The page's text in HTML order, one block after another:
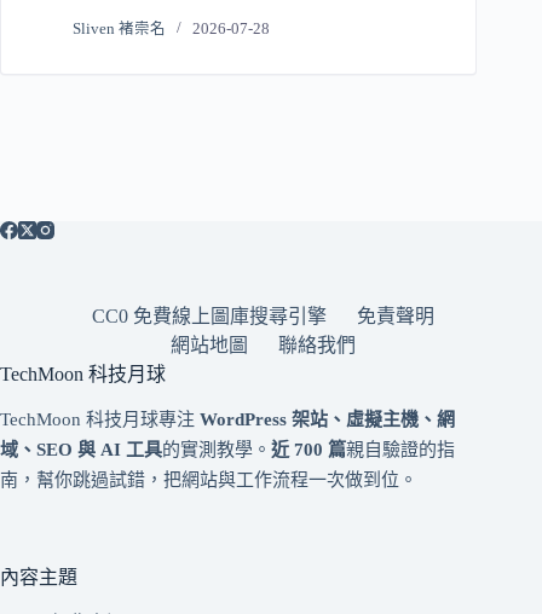
Sliven 褚崇名 2026-07-28
CC0 免費線上圖庫搜尋引擎
免責聲明
網站地圖
聯絡我們
TechMoon 科技月球
TechMoon 科技月球專注 WordPress 架站、虛擬主機、網
域、SEO 與 AI 工具的實測教學。 近 700 篇親自驗證的指
南，幫你跳過試錯，把網站與工作流程一次做到位。
內容主題